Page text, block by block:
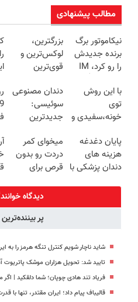
مطالب پیشنهادی
نیکاموتور برگ
برنده جدیدش
را رو کرد، IM
بازار ایران شد
بزرگترین،
لوکس‌ترین و
قوی‌ترین
EREV در در
ایران رونمایی
شد
با این روش
توی
خونه،سفیدی و
برگردون
(40%off)
دندان مصنوعی
سوئیسی:
جدیدترین
سبک و مقاوم |
پرداخت قسطی
پایان دغدغه
هزینه های
دندان پزشکی با
میخوای کمر
دردت رو بدون
قرص برای
(◂پرسش‌نامه
رو پر کن)
دیدگاه
پر
شاید ناچار شویم کنترل تنگه هرمز را به
تایید شد: تحویل هزاران موشک پاتریوت
فریاد تند هادی چوپان؛‌ شما دلقکید |
قالیباف پیام داد؛ ایران مقتدر، تنها با